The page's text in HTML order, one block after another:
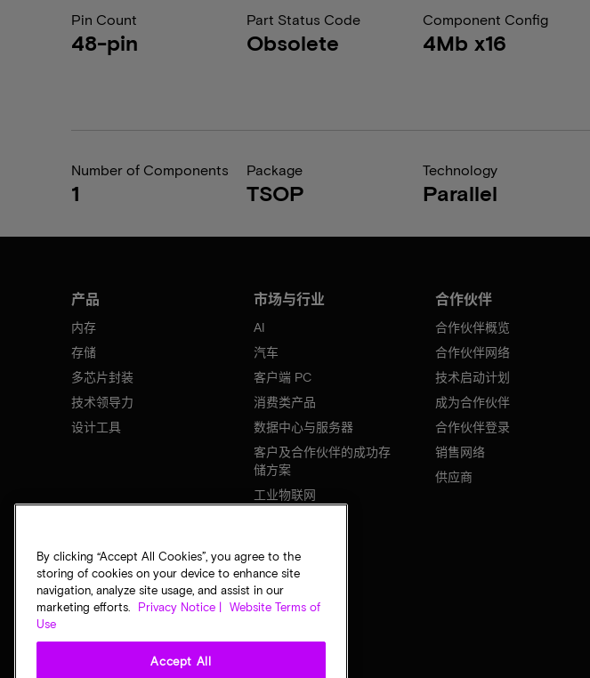
Pin Count
48-pin
Part Status Code
Obsolete
Component Config
4Mb x16
Number of Components
1
Package
TSOP
Technology
Parallel
产品
内存
存储
多芯片封装
技术领导力
设计工具
市场与行业
AI
汽车
客户端 PC
消费类产品
数据中心与服务器
客户及合作伙伴的成功存
储方案
工业物联网
合作伙伴
合作伙伴概览
合作伙伴网络
技术启动计划
成为合作伙伴
合作伙伴登录
销售网络
供应商
By clicking “Accept All Cookies”, you agree to the
storing of cookies on your device to enhance site
navigation, analyze site usage, and assist in our
marketing efforts.
Privacy Notice |
Website Terms of
Use
Accept All